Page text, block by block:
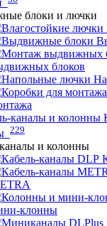
блоки и лючки
блоков
229
и колонны
клонны